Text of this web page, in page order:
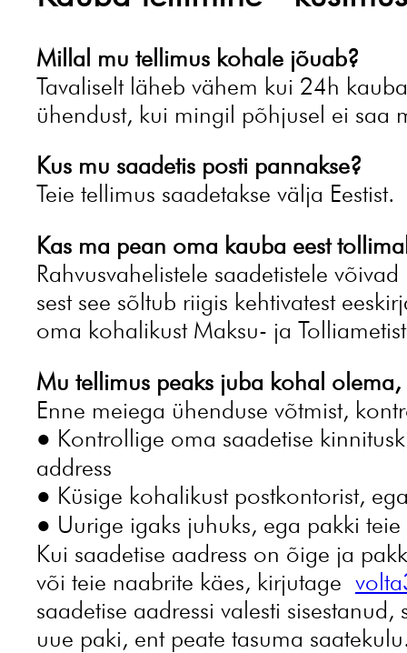
Millal mu tellimus kohale jõuab?
Tavaliselt läheb vähem kui 24h
ühendust, kui mingil põhjusel ei saa
Kus mu saadetis posti pannakse?
Teie tellimus saadetakse välja Eestist.
Kas ma pean oma kauba eest
Rahvusvahelistele saadetistele
sest see sõltub riigis kehtivatest
oma kohalikust Maksu- ja
Mu tellimus peaks juba kohal
Enne meiega ühenduse võtmist,
● Kontrollige oma saadetise
address
● Küsige kohalikust postkontorist,
● Uurige igaks juhuks, ega pakki
Kui saadetise aadress on õige ja
või teie naabrite käes, kirjutage
saadetise aadressi valesti sisestanud,
uue paki, ent peate tasuma